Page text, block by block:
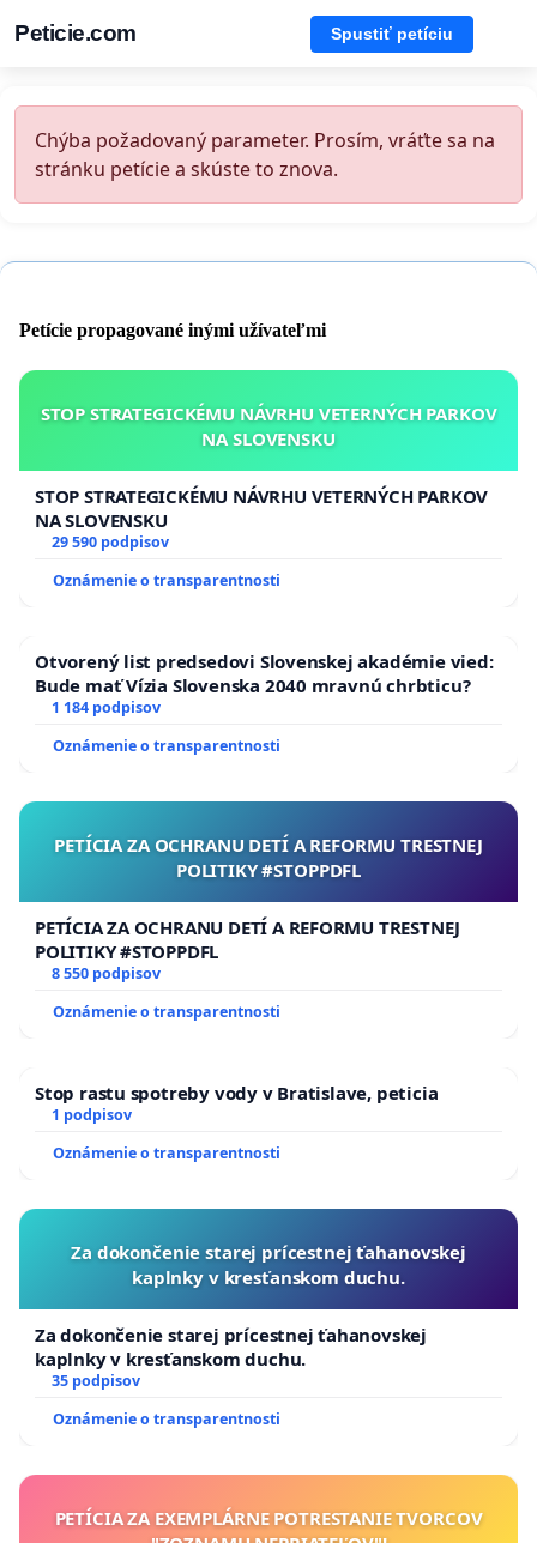
Peticie.com Spustiť petíciu
Chýba požadovaný parameter. Prosím, vráťte sa na
stránku petície a skúste to znova.
Petície propagované inými užívateľmi
STOP STRATEGICKÉMU NÁVRHU VETERNÝCH PARKOV
NA SLOVENSKU
STOP STRATEGICKÉMU NÁVRHU VETERNÝCH PARKOV
NA SLOVENSKU
29 590 podpisov
Oznámenie o transparentnosti
Otvorený list predsedovi Slovenskej akadémie vied:
Bude mať Vízia Slovenska 2040 mravnú chrbticu?
1 184 podpisov
Oznámenie o transparentnosti
PETÍCIA ZA OCHRANU DETÍ A REFORMU TRESTNEJ
POLITIKY #STOPPDFL
PETÍCIA ZA OCHRANU DETÍ A REFORMU TRESTNEJ
POLITIKY #STOPPDFL
8 550 podpisov
Oznámenie o transparentnosti
Stop rastu spotreby vody v Bratislave, peticia
1 podpisov
Oznámenie o transparentnosti
Za dokončenie starej prícestnej ťahanovskej
kaplnky v kresťanskom duchu.
Za dokončenie starej prícestnej ťahanovskej
kaplnky v kresťanskom duchu.
35 podpisov
Oznámenie o transparentnosti
PETÍCIA ZA EXEMPLÁRNE POTRESTANIE TVORCOV